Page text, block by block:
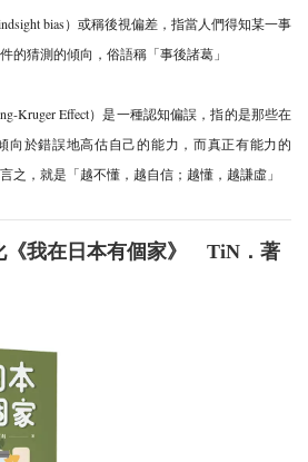
bias）或稱後視偏差，指當人們得知某一事
的猜測的傾向，俗語稱「事後諸葛」
Kruger Effect）是一種認知偏誤，指的是那些在
向於錯誤地高估自己的能力，而真正有能力的
之，就是「越不懂，越自信；越懂，越謙虛」
我在日本有個家》 TiN．著